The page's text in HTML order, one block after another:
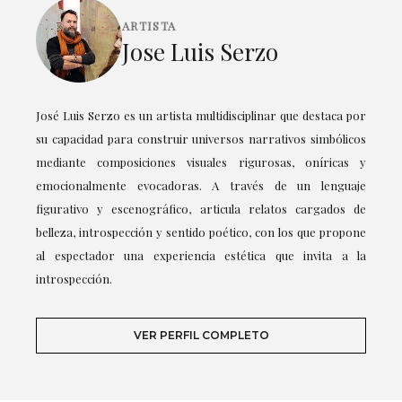
ARTISTA
Jose Luis Serzo
José Luis Serzo es un artista multidisciplinar que destaca por
su capacidad para construir universos narrativos simbólicos
mediante composiciones visuales rigurosas, oníricas y
emocionalmente evocadoras. A través de un lenguaje
figurativo y escenográfico, articula relatos cargados de
belleza, introspección y sentido poético, con los que propone
al espectador una experiencia estética que invita a la
introspección.
VER PERFIL COMPLETO